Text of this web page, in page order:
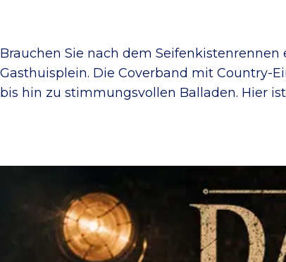
Brauchen Sie nach dem
Gasthuisplein. Die Coverband mit Country-
bis hin zu stimmungsvollen Balladen. Hier